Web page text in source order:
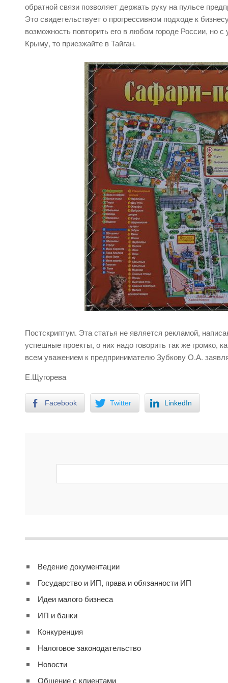
обратной связи позволяет держать руку на пульсе
Это свидетельствует о прогрессивном подходе к
возможность повторить его в любом городе России, но
Крыму, то приезжайте в Тайган.
Постскриптум. Эта статья не является рекламой,
успешные проекты, о них надо говорить так же громко,
всем уважением к предпринимателю Зубкову О.А.
Е.Щугорева
Facebook Twitter LinkedIn
Ведение документации
Государство и ИП, права и обязанности ИП
Идеи малого бизнеса
ИП и банки
Конкуренция
Налоговое законодательство
Новости
Общение с клиентами